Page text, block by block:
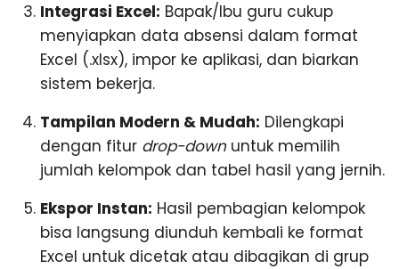
Integrasi Excel: Bapak/Ibu guru cukup
menyiapkan data absensi dalam format
Excel (.xlsx), impor ke aplikasi, dan biarkan
sistem bekerja.
Tampilan Modern & Mudah: Dilengkapi
dengan fitur drop-downuntuk memilih
jumlah kelompok dan tabel hasil yang jernih.
Ekspor Instan: Hasil pembagian kelompok
bisa langsung diunduh kembali ke format
Excel untuk dicetak atau dibagikan di grup